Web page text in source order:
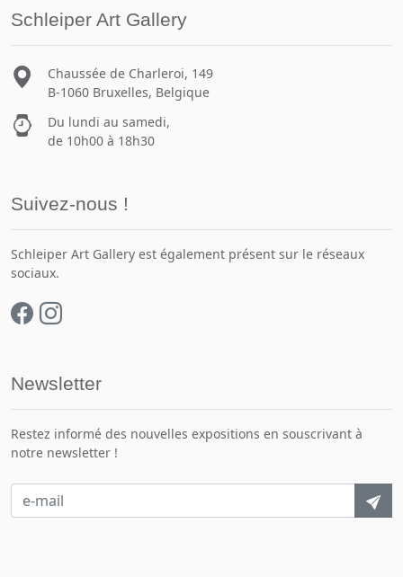
Schleiper Art Gallery
Chaussée de Charleroi, 149
B-1060 Bruxelles, Belgique
Du lundi au samedi,
de 10h00 à 18h30
Suivez-nous !
Schleiper Art Gallery est également présent sur le réseaux
sociaux.
Newsletter
Restez informé des nouvelles expositions en souscrivant à
notre newsletter !